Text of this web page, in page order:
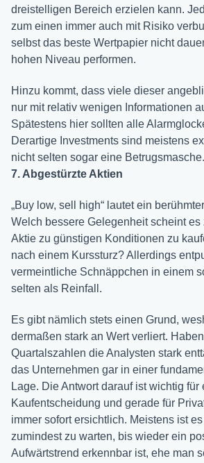
dreistelligen Bereich erzielen kann.
zum einen immer auch mit Risiko
selbst das beste Wertpapier nicht
hohen Niveau performen.
Hinzu kommt, dass viele dieser
nur mit relativ wenigen Informationen
Spätestens hier sollten alle
Derartige Investments sind meistens
nicht selten sogar eine Betrugsmasche.
7. Abgestürzte Aktien
„Buy low, sell high“ lautet ein
Welch bessere Gelegenheit scheint es
Aktie zu günstigen Konditionen zu
nach einem Kurssturz? Allerdings
vermeintliche Schnäppchen in einem
selten als Reinfall.
Es gibt nämlich stets einen Grund,
dermaßen stark an Wert verliert.
Quartalszahlen die Analysten stark
das Unternehmen gar in einer
Lage. Die Antwort darauf ist wichtig für
Kaufentscheidung und gerade für
immer sofort ersichtlich. Meistens ist
zumindest zu warten, bis wieder ein
Aufwärtstrend erkennbar ist, ehe man